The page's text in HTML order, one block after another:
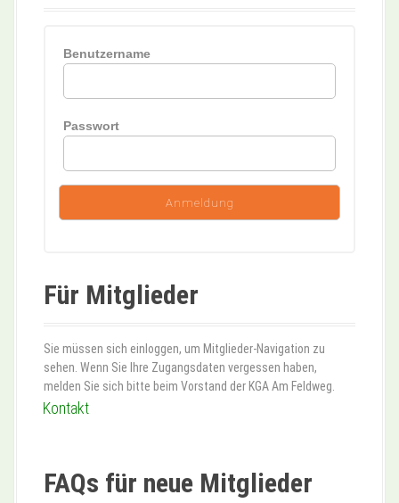
Benutzername
Passwort
Für Mitglieder
Sie müssen sich einloggen, um Mitglieder-Navigation zu
sehen. Wenn Sie Ihre Zugangsdaten vergessen haben,
melden Sie sich bitte beim Vorstand der KGA Am Feldweg.
Kontakt
FAQs für neue Mitglieder